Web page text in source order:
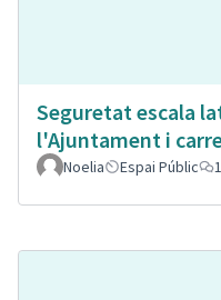
Seguretat escala
l'Ajuntament i
Noelia Espai Públic 1